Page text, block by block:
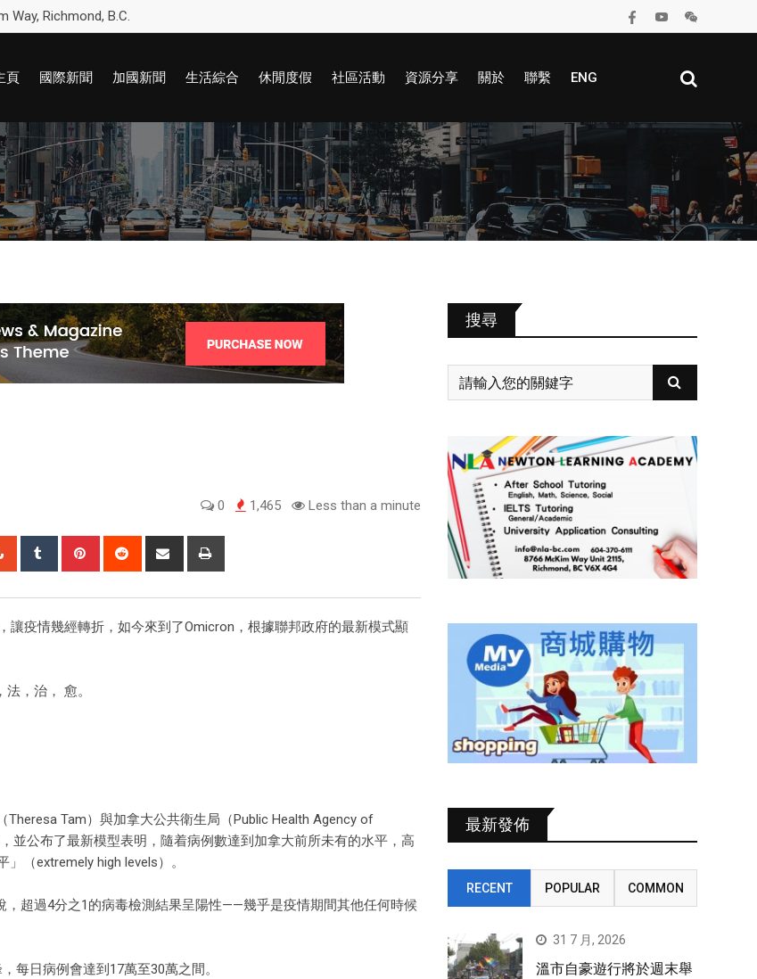
Way, Richmond, B.C.
頁 國際新聞 加國新聞 生活綜合 休閒度假 社區活動 資源分享 關於 聯繫 ENG
0 1,465 Less than a minute
讓疫情幾經轉折，如今來到了Omicron，根據聯邦政府的最新模式顯
，治， 愈。
Tam）與加拿大公共衛生局（Public Health Agency of
並公布了最新模型表明，隨着病例數達到加拿大前所未有的水平，高
（extremely high levels）。
超過4分之1的病毒檢測結果呈陽性——幾乎是疫情期間其他任何時候
每日病例會達到17萬至30萬之間。
搜尋
最新發佈
RECENT POPULAR COMMON
31 7 月, 2026
溫市自豪遊行將於週末舉